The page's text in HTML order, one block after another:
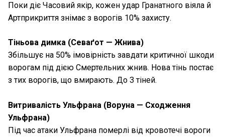
Поки діє Часовий якір, кожен удар Гранатного віяла й
Артприкриття знімає з ворогів 10% захисту.
Тіньова димка (Севаґот — Жнива)
Збільшує на 50% імовірність завдати критичної шкоди
ворогам під дією Смертельних жнив. Нова тінь постає
з тих ворогів, що вмирають. До 3 тіней.
Витривалість Ульфрана (Воруна — Сходження
Ульфрана)
Під час атаки Ульфрана померлі від кровотечі вороги